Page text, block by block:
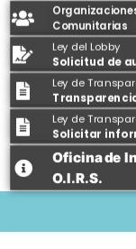
Comunitarias
Ley del Lobby
Solicitud de
Ley de
Ley de
Solicitar
Oficina de
O.I.R.S.